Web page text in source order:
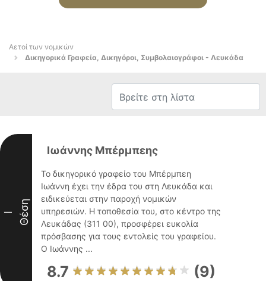
Αετοί των νομικών
Δικηγορικά Γραφεία, Δικηγόροι, Συμβολαιογράφοι - Λευκάδα
I Θέση
Ιωάννης Μπέρμπεης
Το δικηγορικό γραφείο του Μπέρμπεη
Ιωάννη έχει την έδρα του στη Λευκάδα και
ειδικεύεται στην παροχή νομικών
υπηρεσιών. Η τοποθεσία του, στο κέντρο της
Λευκάδας (311 00), προσφέρει ευκολία
πρόσβασης για τους εντολείς του γραφείου.
Ο Ιωάννης ...
8.7 (9)